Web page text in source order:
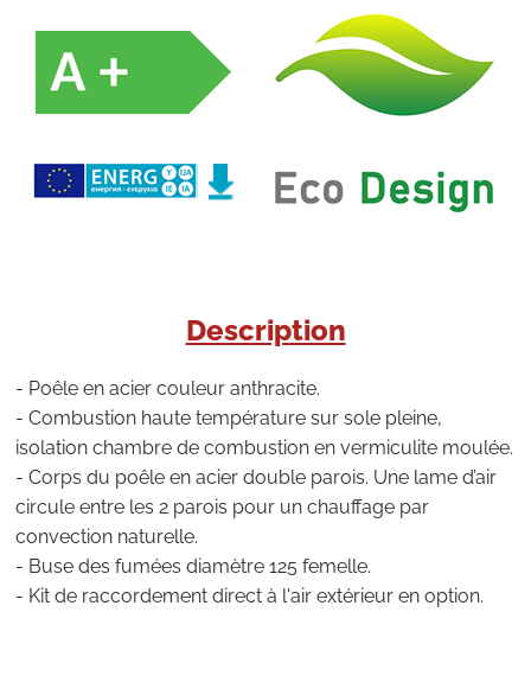
Description
- Poêle en acier couleur anthracite.
- Combustion haute température sur sole pleine,
isolation chambre de combustion en vermiculite moulée.
- Corps du poêle en acier double parois. Une lame d’air
circule entre les 2 parois pour un chauffage par
convection naturelle.
- Buse des fumées diamètre 125 femelle.
- Kit de raccordement direct à l'air extérieur en option.